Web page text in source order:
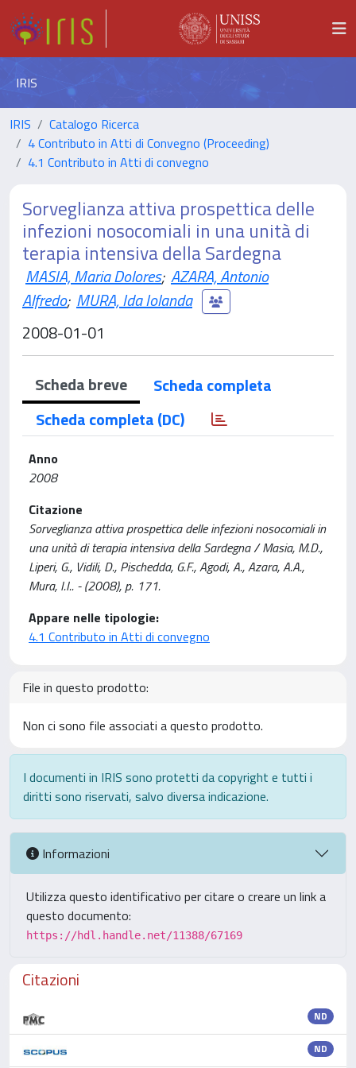
IRIS
IRIS
Catalogo Ricerca
4 Contributo in Atti di Convegno (Proceeding)
4.1 Contributo in Atti di convegno
Sorveglianza attiva prospettica delle
infezioni nosocomiali in una unità di
terapia intensiva della Sardegna
MASIA, Maria Dolores; AZARA, Antonio
Alfredo; MURA, Ida Iolanda
2008-01-01
Scheda breve
Scheda completa
Scheda completa (DC)
Anno
2008
Citazione
Sorveglianza attiva prospettica delle infezioni nosocomiali in
una unità di terapia intensiva della Sardegna / Masia, M.D.,
Liperi, G., Vidili, D., Pischedda, G.F., Agodi, A., Azara, A.A.,
Mura, I.I.. - (2008), p. 171.
Appare nelle tipologie:
4.1 Contributo in Atti di convegno
File in questo prodotto:
Non ci sono file associati a questo prodotto.
I documenti in IRIS sono protetti da copyright e tutti i
diritti sono riservati, salvo diversa indicazione.
Informazioni
Utilizza questo identificativo per citare o creare un link a
questo documento:
https://hdl.handle.net/11388/67169
Citazioni
ND
ND